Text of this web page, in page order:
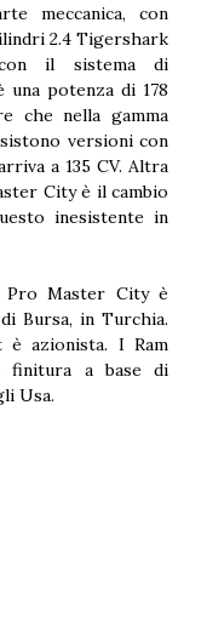
meccanica, con
2.4 Tigershark
il sistema di
potenza di 178
che nella gamma
versioni con
a 135 CV. Altra
City è il cambio
inesistente in
Pro Master City è
Bursa, in Turchia.
azionista. I Ram
finitura a base di
Usa.